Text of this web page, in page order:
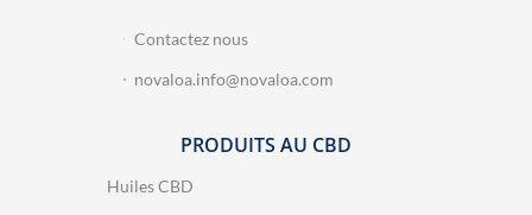
Contactez nous
novaloa.info@novaloa.com
PRODUITS AU CBD
Huiles CBD